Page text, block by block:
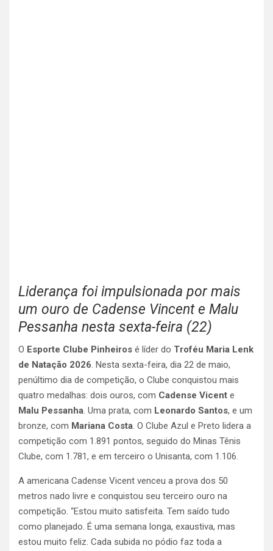
Liderança foi impulsionada por mais
um ouro de Cadense Vincent e Malu
Pessanha nesta sexta-feira (22)
O Esporte Clube Pinheiros é líder do Troféu Maria Lenk
de Natação 2026. Nesta sexta-feira, dia 22 de maio,
penúltimo dia de competição, o Clube conquistou mais
quatro medalhas: dois ouros, com Cadense Vicent e
Malu Pessanha. Uma prata, com Leonardo Santos, e um
bronze, com Mariana Costa. O Clube Azul e Preto lidera a
competição com 1.891 pontos, seguido do Minas Tênis
Clube, com 1.781, e em terceiro o Unisanta, com 1.106.
A americana Cadense Vicent venceu a prova dos 50
metros nado livre e conquistou seu terceiro ouro na
competição. “Estou muito satisfeita. Tem saído tudo
como planejado. É uma semana longa, exaustiva, mas
estou muito feliz. Cada subida no pódio faz toda a